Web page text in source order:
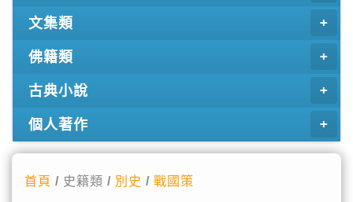
文集類
佛籍類
古典小說
個人著作
首頁 / 史籍類 / 別史 /戰國策